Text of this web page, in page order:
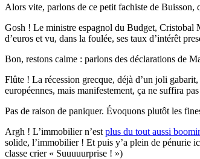
Alors vite, parlons de ce petit fachiste de Buisson,
Gosh ! Le ministre espagnol du Budget, Cristobal
d’euros et vu, dans la foulée, ses taux d’intérêt
Bon, restons calme : parlons des déclarations de
Flûte ! La récession grecque, déjà d’un joli gabarit,
européennes, mais manifestement, ça ne suffira
Pas de raison de paniquer. Évoquons plutôt les
Argh ! L’immobilier n’est plus du tout aussi
solide, l’immobilier ! Et puis y’a plein de pénurie
classe crier « Suuuuurprise ! »)